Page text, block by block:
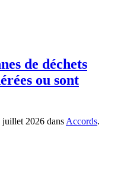
de déchets
ou sont
juillet 2026 dans Accords.